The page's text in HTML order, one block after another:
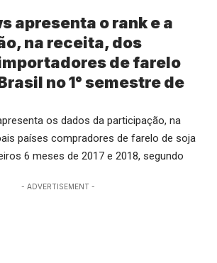
apresenta o rank e a
na receita, dos
de farelo
no 1° semestre de
os dados da participação, na
países compradores de farelo de soja
6 meses de 2017 e 2018, segundo
- ADVERTISEMENT -